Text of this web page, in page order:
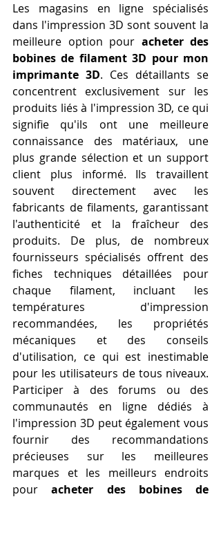
Les magasins en ligne spécialisés
dans l'impression 3D sont souvent la
meilleure option pour acheter des
bobines de filament 3D pour mon
imprimante 3D. Ces détaillants se
concentrent exclusivement sur les
produits liés à l'impression 3D, ce qui
signifie qu'ils ont une meilleure
connaissance des matériaux, une
plus grande sélection et un support
client plus informé. Ils travaillent
souvent directement avec les
fabricants de filaments, garantissant
l'authenticité et la fraîcheur des
produits. De plus, de nombreux
fournisseurs spécialisés offrent des
fiches techniques détaillées pour
chaque filament, incluant les
températures d'impression
recommandées, les propriétés
mécaniques et des conseils
d'utilisation, ce qui est inestimable
pour les utilisateurs de tous niveaux.
Participer à des forums ou des
communautés en ligne dédiés à
l'impression 3D peut également vous
fournir des recommandations
précieuses sur les meilleures
marques et les meilleurs endroits
pour acheter des bobines de